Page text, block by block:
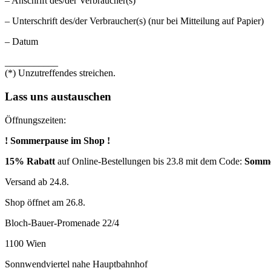
– Unterschrift des/der Verbraucher(s) (nur bei Mitteilung auf Papier)
– Datum
(*) Unzutreffendes streichen.
Lass uns austauschen
Öffnungszeiten:
! Sommerpause im Shop !
15% Rabatt auf Online-Bestellungen bis 23.8 mit dem Code:
Versand ab 24.8.
Shop öffnet am 26.8.
Bloch-Bauer-Promenade 22/4
1100 Wien
Sonnwendviertel nahe Hauptbahnhof